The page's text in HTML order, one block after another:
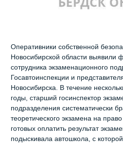
Оперативники собственной
Новосибирской области выявили
сотрудника экзаменационного
Госавтоинспекции и
Новосибирска. В течение
годы, старший госинспектор
подразделения систематически
теоретического экзамена на
готовых оплатить результат
подыскивала автошкола, с